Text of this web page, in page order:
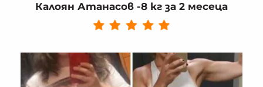
Калоян Атанасов -8 кг за 2 месеца